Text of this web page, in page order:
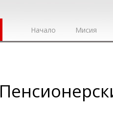
Начало Мисия